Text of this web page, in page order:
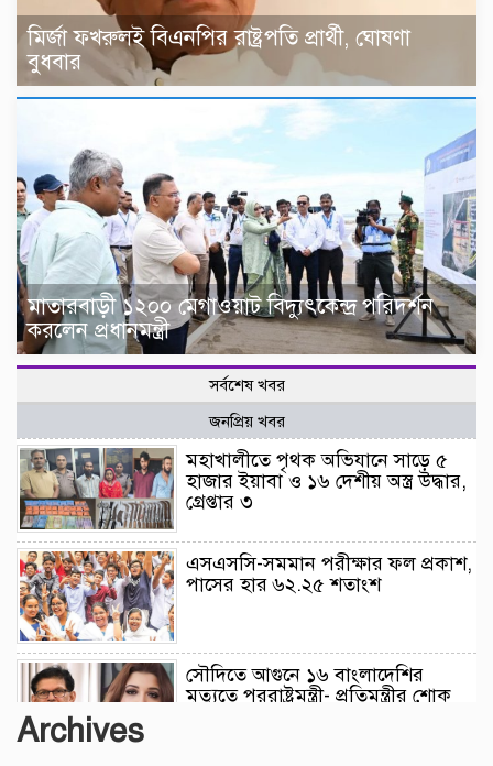
মির্জা ফখরুলই বিএনপির রাষ্ট্রপতি প্রার্থী, ঘোষণা
বুধবার
মাতারবাড়ী ১২০০ মেগাওয়াট বিদ্যুৎকেন্দ্র পরিদর্শন
করলেন প্রধানমন্ত্রী
সর্বশেষ খবর
জনপ্রিয় খবর
মহাখালীতে পৃথক অভিযানে সাড়ে ৫
হাজার ইয়াবা ও ১৬ দেশীয় অস্ত্র উদ্ধার,
গ্রেপ্তার ৩
এসএসসি-সমমান পরীক্ষার ফল প্রকাশ,
পাসের হার ৬২.২৫ শতাংশ
সৌদিতে আগুনে ১৬ বাংলাদেশির
মৃত্যুতে পররাষ্ট্রমন্ত্রী- প্রতিমন্ত্রীর শোক
Archives